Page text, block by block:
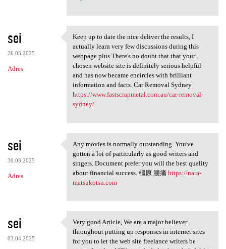
sei
26.03.2025
Adres
Keep up to date the nice
Keep up to date the nice deliver the results, I
actually learn very few discussions during this
webpage plus There's no doubt that that your
chosen website site is definitely serious helpful
and has now became encircles with brilliant
information and facts. Car Removal Sydney
https://www.fastscrapmetal.com.au/car-removal-
sydney/
sei
30.03.2025
Adres
Any movies is normally
Any movies is normally outstanding. You've
gotten a lot of particularly as good writers and
singers. Document prefer you will the best quality
about financial success. 橿原 腰痛 https://nara-
matsukotsu.com
sei
03.04.2025
Very good Article, We are a
Very good Article, We are a major believer
throughout putting up responses in internet sites
for you to let the web site freelance writers be